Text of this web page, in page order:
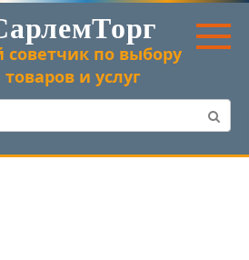
советчик по выбору
товаров и услуг